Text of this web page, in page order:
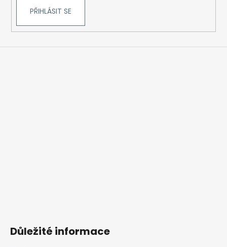
PŘIHLÁSIT SE
Důležité informace